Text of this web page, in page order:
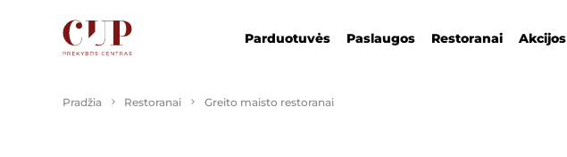
Parduotuvės Paslaugos Restoranai Akcijos
Pradžia Restoranai Greito maisto restoranai